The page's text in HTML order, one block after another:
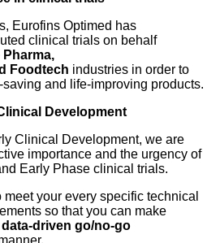
Eurofins Optimed has
clinical trials on behalf
Foodtech industries in order to
and life-improving products.
Development
Clinical Development, we are
importance and the urgency of
Early Phase clinical trials.
your every specific technical
so that you can make
driven go/no-go